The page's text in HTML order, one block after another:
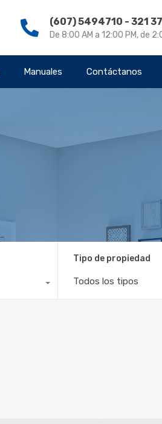
(607) 5494710 - 321
De 8:00 AM a 12:00 PM, de
Manuales Contáctanos
Tipo de propiedad
Todos los tipos